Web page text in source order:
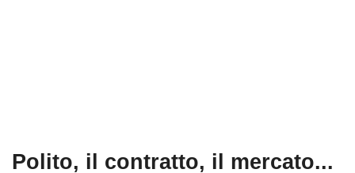
Polito, il contratto, il mercato...